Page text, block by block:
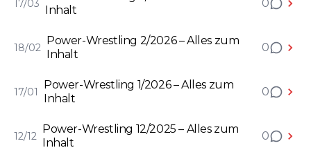
17/03 Inhalt
0
18/02
Power-Wrestling 2/2026 – Alles zum
Inhalt
0
17/01
Power-Wrestling 1/2026 – Alles zum
Inhalt
0
12/12
Power-Wrestling 12/2025 – Alles zum
Inhalt
0